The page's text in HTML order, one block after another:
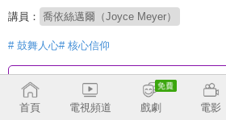
講員： 喬依絲邁爾（Joyce Meyer）
# 鼓舞人心# 核心信仰
收回
首頁 電視頻道 戲劇 電影